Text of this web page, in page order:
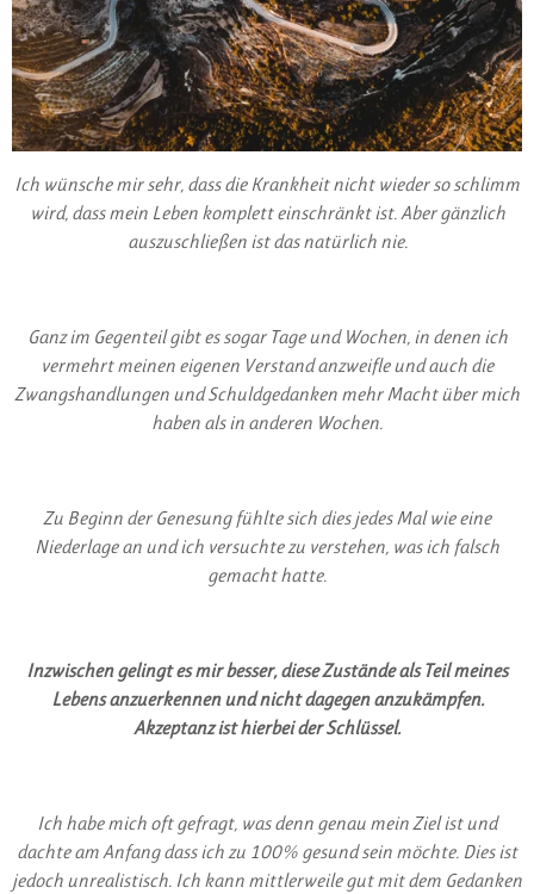
Ich wünsche mir sehr, dass die Krankheit nicht wieder so schlimm
wird, dass mein Leben komplett einschränkt ist. Aber gänzlich
auszuschließen ist das natürlich nie.
Ganz im Gegenteil gibt es sogar Tage und Wochen, in denen ich
vermehrt meinen eigenen Verstand anzweifle und auch die
Zwangshandlungen und Schuldgedanken mehr Macht über mich
haben als in anderen Wochen.
Zu Beginn der Genesung fühlte sich dies jedes Mal wie eine
Niederlage an und ich versuchte zu verstehen, was ich falsch
gemacht hatte.
Inzwischen gelingt es mir besser, diese Zustände als Teil meines
Lebens anzuerkennen und nicht dagegen anzukämpfen.
Akzeptanz ist hierbei der Schlüssel.
Ich habe mich oft gefragt, was denn genau mein Ziel ist und
dachte am Anfang dass ich zu 100% gesund sein möchte. Dies ist
jedoch unrealistisch. Ich kann mittlerweile gut mit dem Gedanken